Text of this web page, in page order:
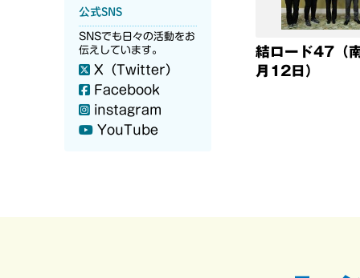
公式SNS
SNSでも日々の活動をお
伝えしています。
X（Twitter）
Facebook
instagram
YouTube
結ロード47（
月12日）